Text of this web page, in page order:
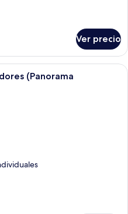
Ver precio
Una sala de estar moderna con
(Panorama